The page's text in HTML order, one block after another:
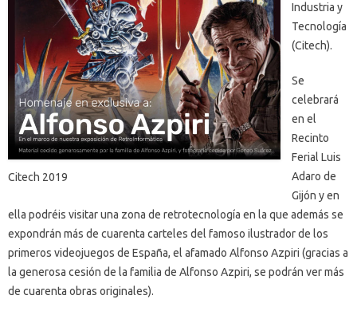
Citech 2019
Industria y
Tecnología
(Citech).
Se
celebrará
en el
Recinto
Ferial Luis
Adaro de
Gijón y en
ella podréis visitar una zona de retrotecnología en la que además se
expondrán más de cuarenta carteles del famoso ilustrador de los
primeros videojuegos de España, el afamado Alfonso Azpiri (gracias a
la generosa cesión de la familia de Alfonso Azpiri, se podrán ver más
de cuarenta obras originales).